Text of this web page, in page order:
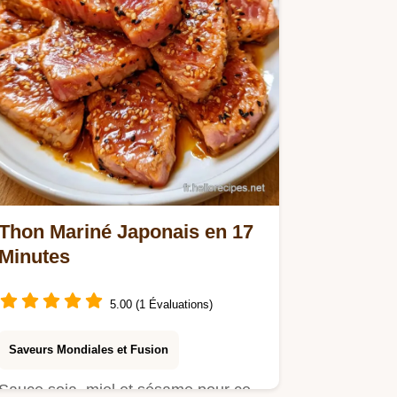
Mariné Japonais en 17
5.00 (1 Évaluations)
Saveurs Mondiales et Fusion
soja, miel et sésame pour ce